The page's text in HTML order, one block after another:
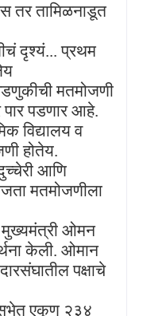
तर तामिळनाडूत
दृश्यं... प्रथम
मतमोजणी
पार पडणार आहे.
विद्यालय व
होतेय.
आणि
मतमोजणीला
ओमन
केली. ओमान
पक्षाचे
एकूण २३४